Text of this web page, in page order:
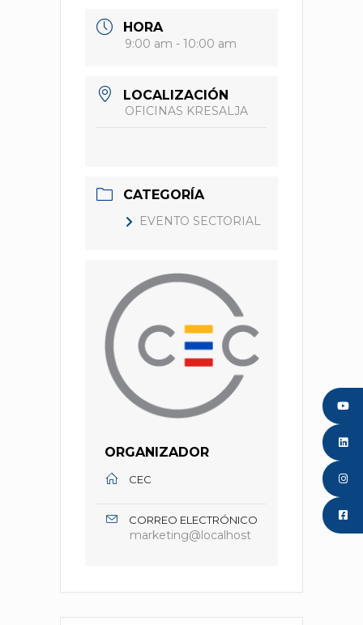
HORA
9:00 am - 10:00 am
LOCALIZACIÓN
OFICINAS KRESALJA
CATEGORÍA
EVENTO SECTORIAL
ORGANIZADOR
CEC
CORREO ELECTRÓNICO
marketing@localhost